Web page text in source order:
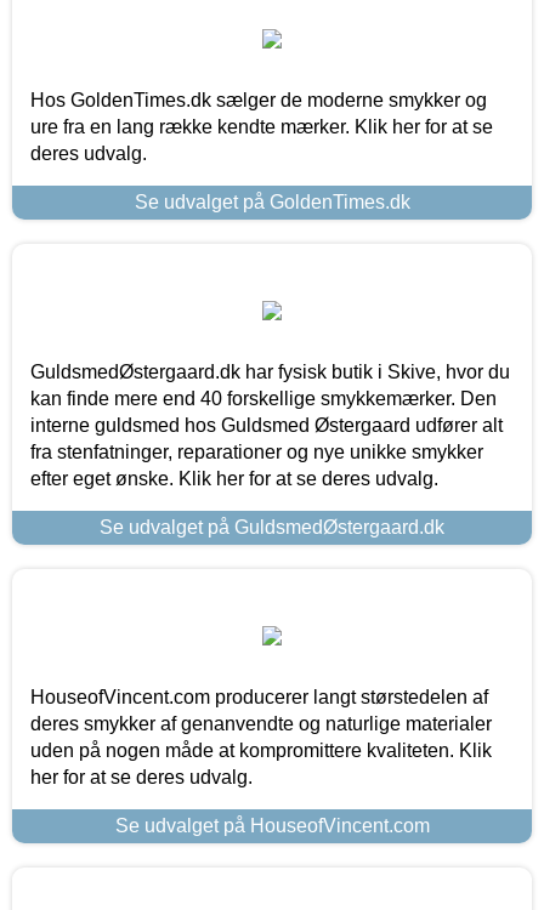
Hos GoldenTimes.dk sælger de moderne smykker og
ure fra en lang række kendte mærker. Klik her for at se
deres udvalg.
Se udvalget på GoldenTimes.dk
GuldsmedØstergaard.dk har fysisk butik i Skive, hvor du
kan finde mere end 40 forskellige smykkemærker. Den
interne guldsmed hos Guldsmed Østergaard udfører alt
fra stenfatninger, reparationer og nye unikke smykker
efter eget ønske. Klik her for at se deres udvalg.
Se udvalget på GuldsmedØstergaard.dk
HouseofVincent.com producerer langt størstedelen af
deres smykker af genanvendte og naturlige materialer
uden på nogen måde at kompromittere kvaliteten. Klik
her for at se deres udvalg.
Se udvalget på HouseofVincent.com